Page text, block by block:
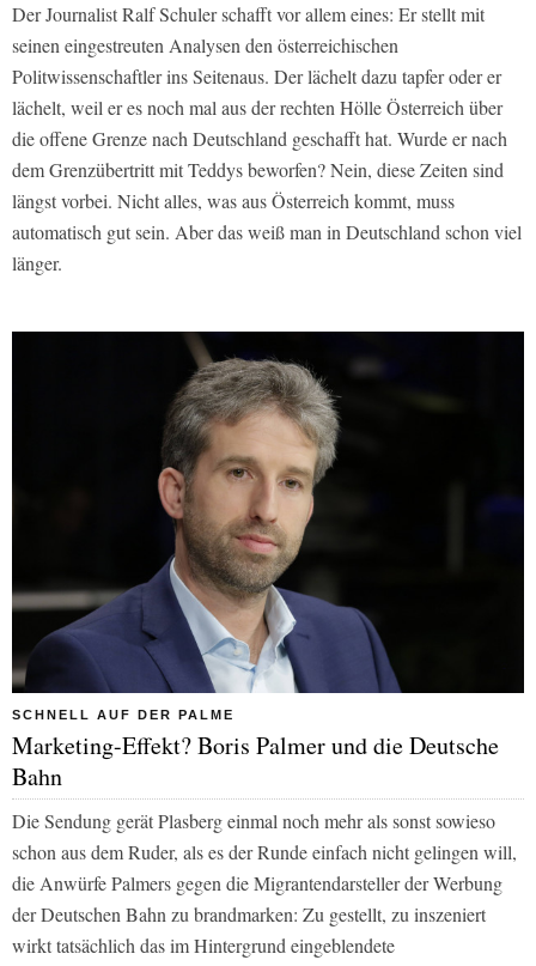
Der Journalist Ralf Schuler schafft vor allem eines: Er stellt mit
seinen eingestreuten Analysen den österreichischen
Politwissenschaftler ins Seitenaus. Der lächelt dazu tapfer oder er
lächelt, weil er es noch mal aus der rechten Hölle Österreich über
die offene Grenze nach Deutschland geschafft hat. Wurde er nach
dem Grenzübertritt mit Teddys beworfen? Nein, diese Zeiten sind
längst vorbei. Nicht alles, was aus Österreich kommt, muss
automatisch gut sein. Aber das weiß man in Deutschland schon viel
länger.
SCHNELL AUF DER PALME
Marketing-Effekt? Boris Palmer und die Deutsche
Bahn
Die Sendung gerät Plasberg einmal noch mehr als sonst sowieso
schon aus dem Ruder, als es der Runde einfach nicht gelingen will,
die Anwürfe Palmers gegen die Migrantendarsteller der Werbung
der Deutschen Bahn zu brandmarken: Zu gestellt, zu inszeniert
wirkt tatsächlich das im Hintergrund eingeblendete